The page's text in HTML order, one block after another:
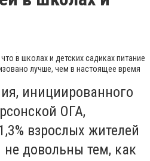
в школах и детских садиках питание
лучше, чем в настоящее время
инициированного
ОГА,
взрослых жителей
не довольны тем, как